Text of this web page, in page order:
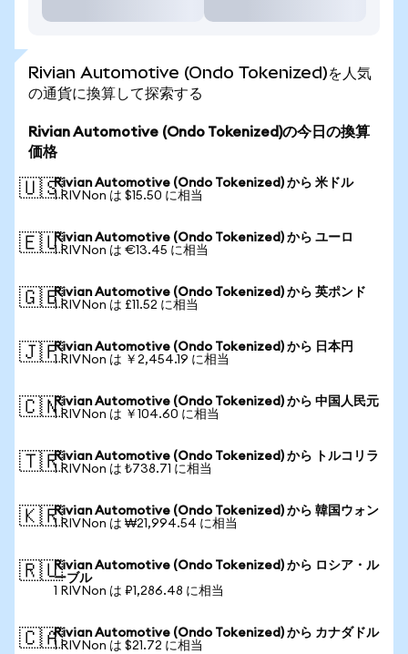
Rivian Automotive (Ondo Tokenized)を人気
の通貨に換算して探索する
Rivian Automotive (Ondo Tokenized)の今日の換算
価格
🇺🇸Rivian Automotive (Ondo Tokenized) から 米ドル
1 RIVNon は $15.50 に相当
🇪🇺Rivian Automotive (Ondo Tokenized) から ユーロ
1 RIVNon は €13.45 に相当
🇬🇧Rivian Automotive (Ondo Tokenized) から 英ポンド
1 RIVNon は £11.52 に相当
🇯🇵Rivian Automotive (Ondo Tokenized) から 日本円
1 RIVNon は ￥2,454.19 に相当
🇨🇳Rivian Automotive (Ondo Tokenized) から 中国人民元
1 RIVNon は ￥104.60 に相当
🇹🇷Rivian Automotive (Ondo Tokenized) から トルコリラ
1 RIVNon は ₺738.71 に相当
🇰🇷Rivian Automotive (Ondo Tokenized) から 韓国ウォン
1 RIVNon は ₩21,994.54 に相当
🇷🇺Rivian Automotive (Ondo Tokenized) から ロシア・ル
ーブル
1 RIVNon は ₽1,286.48 に相当
🇨🇦Rivian Automotive (Ondo Tokenized) から カナダドル
1 RIVNon は $21.72 に相当